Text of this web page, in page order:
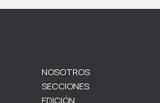
NOSOTROS
SECCIONES
EDICIÓN